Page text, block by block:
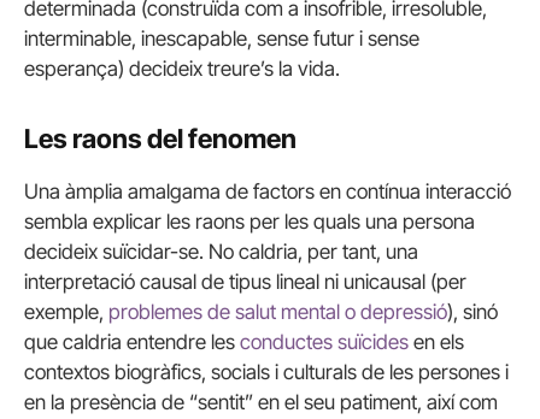
determinada (construïda com a insofrible, irresoluble,
interminable, inescapable, sense futur i sense
esperança) decideix treure’s la vida.
Les raons del fenomen
Una àmplia amalgama de factors en contínua interacció
sembla explicar les raons per les quals una persona
decideix suïcidar-se. No caldria, per tant, una
interpretació causal de tipus lineal ni unicausal (per
exemple, problemes de salut mental o depressió), sinó
que caldria entendre les conductes suïcides en els
contextos biogràfics, socials i culturals de les persones i
en la presència de “sentit” en el seu patiment, així com